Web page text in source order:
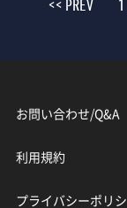
<< PREV 1
お問い合わせ/Q&A
利用規約
プライバシーポリ